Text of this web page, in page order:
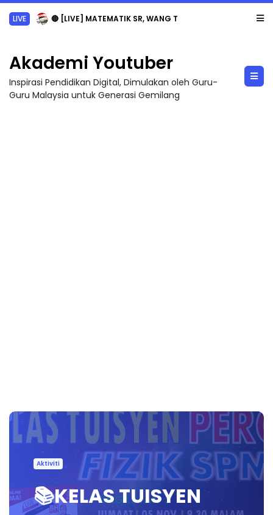
LIVE 🔴 [LIVE] MATEMATIK SR, WANG TAHUN 6 OLEH CIKGU ANITA #ALLINONE #141 #...
Akademi Youtuber
Inspirasi Pendidikan Digital, Dimulakan oleh Guru-
Guru Malaysia untuk Generasi Gemilang
Aktiviti
📚KELAS TUISYEN